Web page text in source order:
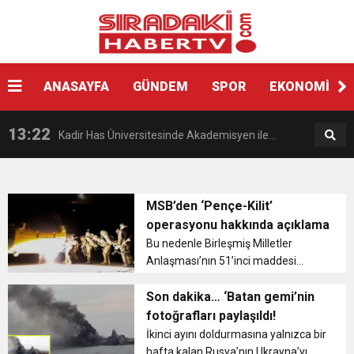
ANASAYFA GÜNDEM SPOR EKONOMİ
Gaziantep’te zincirleme kaza! 16 kişi hayatını
kaybetti
19:42 Instagram’da erkeklere tuzak!
13:22 Kadir Has Üniversitesinde Akademisyen ile
eylemi yaptı
17:13 Japonya açıklarında batan gemide bilanço
16:19
cinsel saldırıya kalkıştı
16:18 Tunceli Belediyesi önünde eşekli, keçili
MSB’den ‘Pençe-Kilit’
operasyonu hakkında açıklama
Bu nedenle Birleşmiş Milletler
Anlaşması’nın 51’inci maddesi
ve PKK/KCK’nın ağır kayıplar verdiği
belirtilen açıklamada, “Türk Silahlı
K...
Son dakika… ‘Batan gemi’nin
fotoğrafları paylaşıldı!
İkinci ayını doldurmasına yalnızca bir